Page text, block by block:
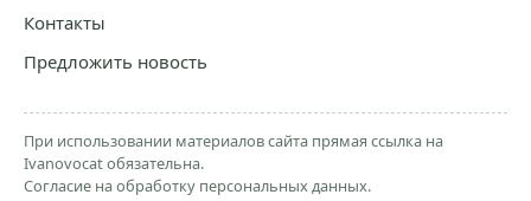
Контакты
Предложить новость
При использовании материалов сайта прямая ссылка на
Ivanovocat обязательна.
Согласие на обработку персональных данных.